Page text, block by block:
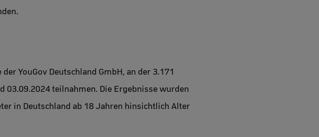
YouGov Deutschland GmbH, an der 3.171
03.09.2024 teilnahmen. Die Ergebnisse wurden
in Deutschland ab 18 Jahren hinsichtlich Alter